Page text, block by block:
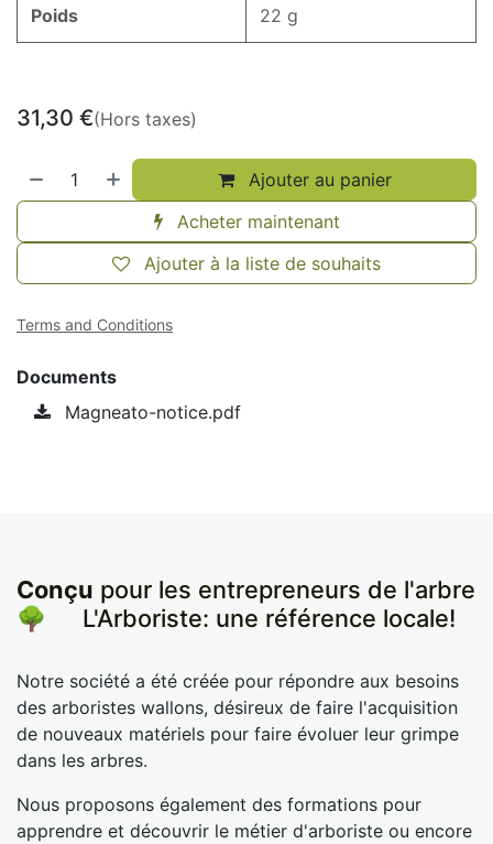
Poids 22 g
31,30 €(Hors taxes)
Ajouter au panier
Acheter maintenant
Ajouter à la liste de souhaits
Terms and Conditions
Documents
Magneato-notice.pdf
Conçu pour les entrepreneurs de l'arbre
🌳
​L'Arboriste: une référence locale!
Notre société a été créée pour répondre aux besoins
des arboristes wallons, désireux de faire l'acquisition
de nouveaux matériels pour faire évoluer leur grimpe
dans les arbres.
Nous proposons également des formations pour
apprendre et découvrir le métier d'arboriste ou encore